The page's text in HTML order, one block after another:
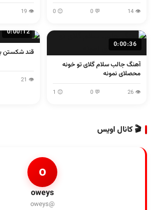
👁 14
💬 0
😊 0
👁 19
0:00:36
آهنگ جالب سلام گلای تو خونه
محصلای نمونه
👁 26
💬 0
😊 1
0:00:12
قند شکستن
👁 21
🎬 کانال اویس
o
oweys
@oweys